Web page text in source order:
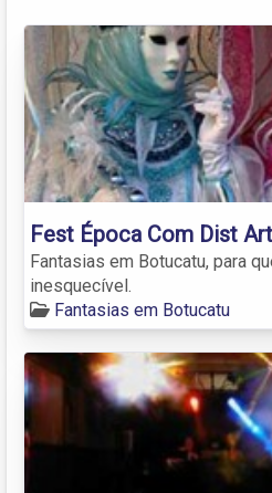
Fest Época Com Dist
Fantasias em Botucatu, para
inesquecível.
Fantasias em Botucatu